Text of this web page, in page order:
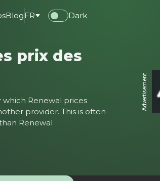
Blog FR Dark
prix des
which Renewal prices
provider. This is often
Renewal
Advertisement